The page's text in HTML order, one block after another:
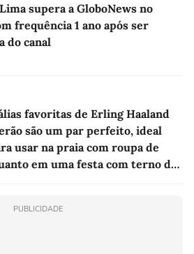
supera a GloboNews no
frequência 1 ano após ser
do canal
favoritas de Erling Haaland
são um par perfeito, ideal
usar na praia com roupa de
em uma festa com terno de
PUBLICIDADE